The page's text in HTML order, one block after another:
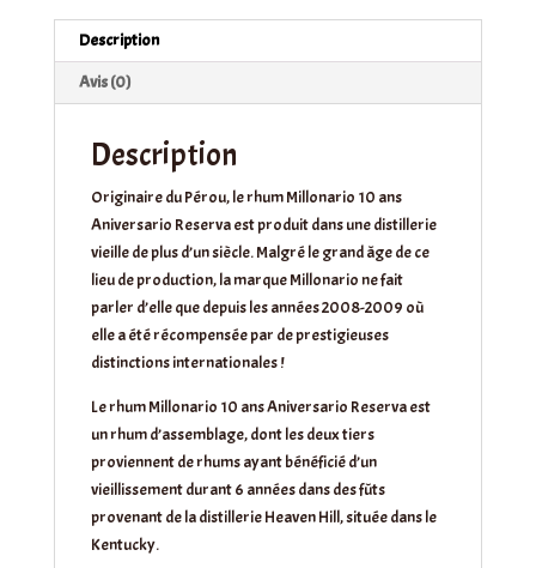
Description
Avis (0)
Description
Originaire du Pérou, le rhum Millonario 10 ans
Aniversario Reserva est produit dans une distillerie
vieille de plus d’un siècle. Malgré le grand âge de ce
lieu de production, la marque Millonario ne fait
parler d’elle que depuis les années 2008-2009 où
elle a été récompensée par de prestigieuses
distinctions internationales !
Le rhum Millonario 10 ans Aniversario Reserva est
un rhum d’assemblage, dont les deux tiers
proviennent de rhums ayant bénéficié d’un
vieillissement durant 6 années dans des fûts
provenant de la distillerie Heaven Hill, située dans le
Kentucky.